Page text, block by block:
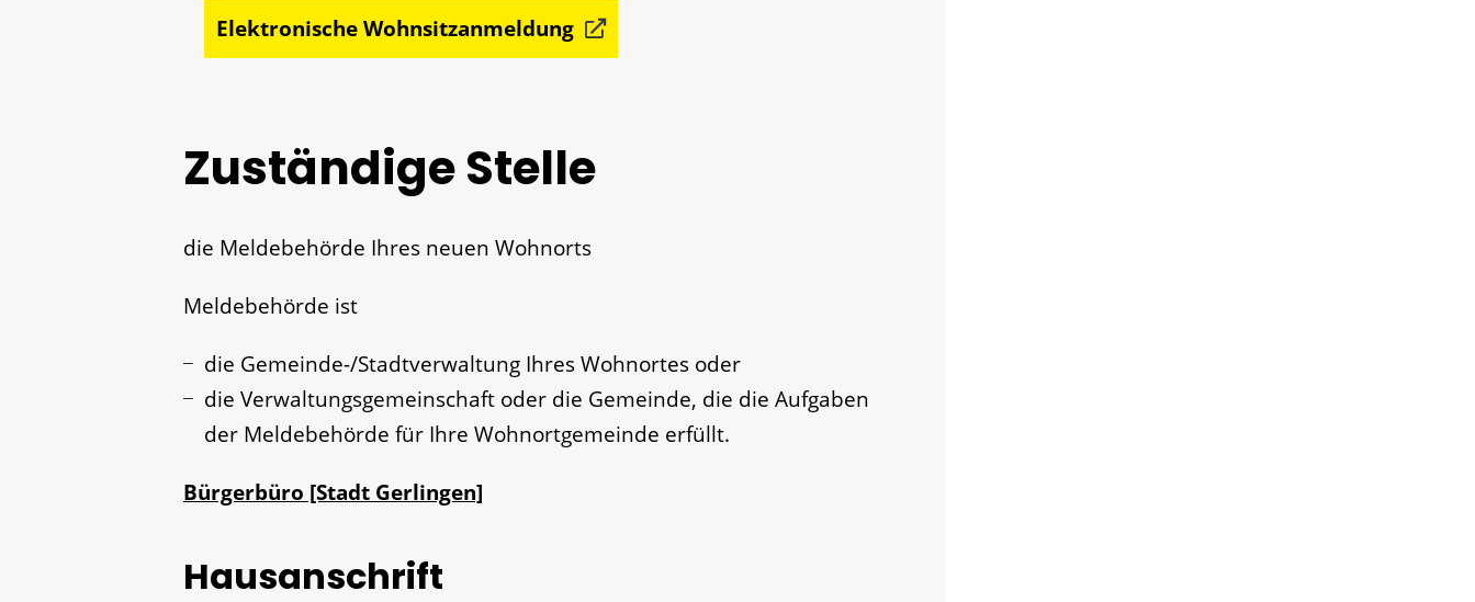
Elektronische Wohnsitzanmeldung
Zuständige Stelle
die Meldebehörde Ihres neuen Wohnorts
Meldebehörde ist
die Gemeinde-/Stadtverwaltung Ihres Wohnortes oder
die Verwaltungsgemeinschaft oder die Gemeinde, die die Aufgaben
der Meldebehörde für Ihre Wohnortgemeinde erfüllt.
Bürgerbüro [Stadt Gerlingen]
Hausanschrift